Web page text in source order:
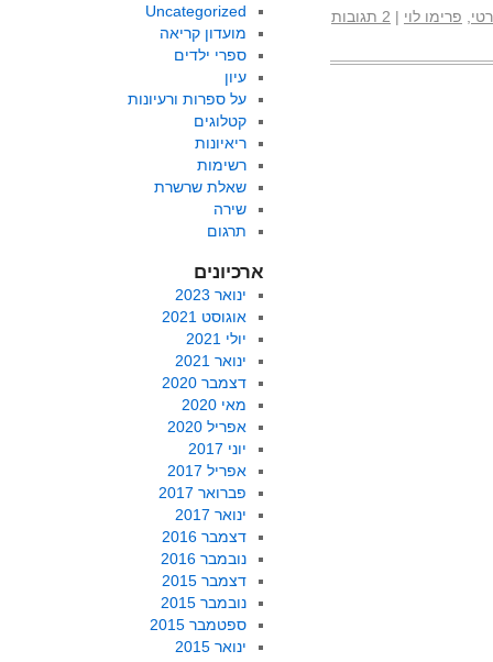
פרימו לוי | 2 תגובות
Uncategorized
מועדון קריאה
ספרי ילדים
עיון
על ספרות ורעיונות
קטלוגים
ריאיונות
רשימות
שאלת שרשרת
שירה
תרגום
ארכיונים
ינואר 2023
אוגוסט 2021
יולי 2021
ינואר 2021
דצמבר 2020
מאי 2020
אפריל 2020
יוני 2017
אפריל 2017
פברואר 2017
ינואר 2017
דצמבר 2016
נובמבר 2016
דצמבר 2015
נובמבר 2015
ספטמבר 2015
ינואר 2015